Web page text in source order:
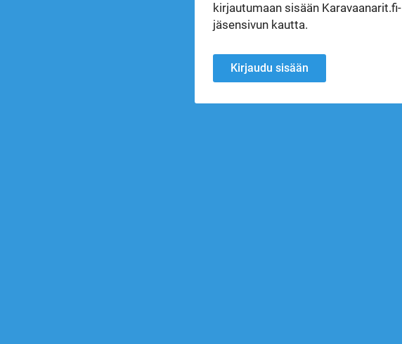
kirjautumaan sisään Karavaanarit.fi-
jäsensivun kautta.
Kirjaudu sisään